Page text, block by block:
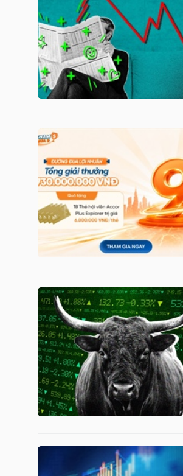
MÔ
NGÀNH
DOANH
NGHIỆP
PHIẾU
PHÁI
SINH